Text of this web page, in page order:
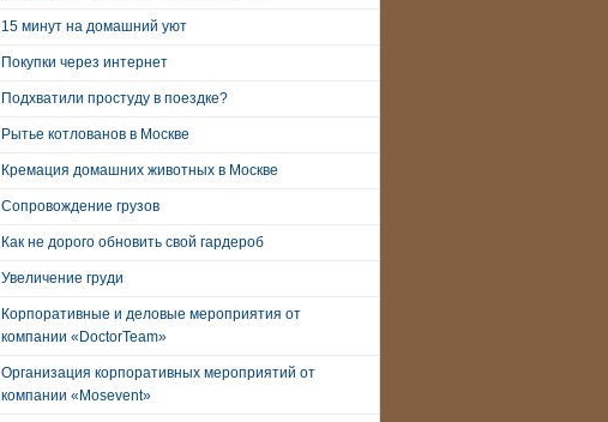
15 минут на домашний уют
Покупки через интернет
Подхватили простуду в поездке?
Рытье котлованов в Москве
Кремация домашних животных в Москве
Сопровождение грузов
Как не дорого обновить свой гардероб
Увеличение груди
Корпоративные и деловые мероприятия от
компании «DoctorTeam»
Организация корпоративных мероприятий от
компании «Mosevent»